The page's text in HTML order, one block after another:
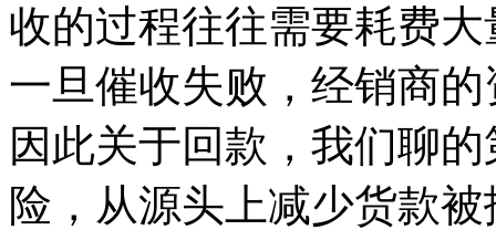
收的过程往往需要耗费
一旦催收失败，经销商
因此关于回款，我们聊
险，从源头上减少货款